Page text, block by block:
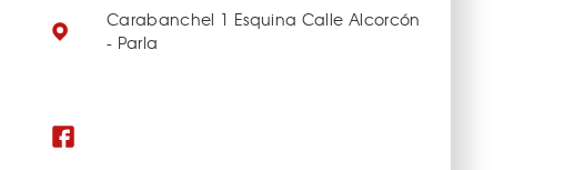
Carabanchel 1 Esquina Calle Alcorcón
- Parla